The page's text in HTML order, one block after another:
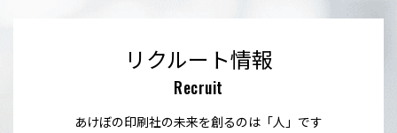
リクルート情報
Recruit
あけぼの印刷社の未来を創るのは「人」です